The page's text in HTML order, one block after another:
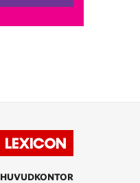
HUVUDKONTOR